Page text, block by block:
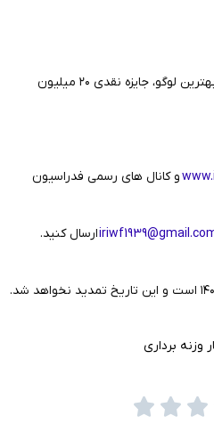
لوگو
، جایزه نقدی ۲۰ میلیون
و کانال های رسمی فدراسیون
ارسال کنید.
وزنه برداری